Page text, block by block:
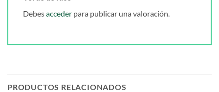
Debesacceder para publicar una valoración.
PRODUCTOS RELACIONADOS